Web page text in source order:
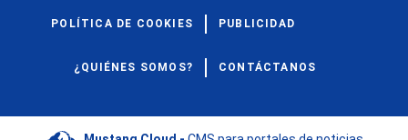
POLÍTICA DE COOKIES PUBLICIDAD
¿QUIÉNES SOMOS? CONTÁCTANOS